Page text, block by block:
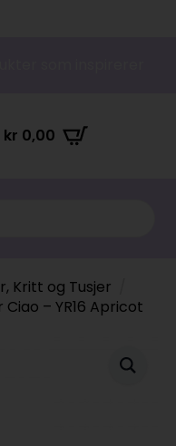
kr 0,00
Kritt og Tusjer
– YR16 Apricot